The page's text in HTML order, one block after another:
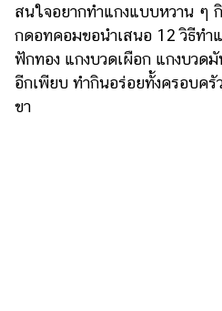
ช้อป
ปิ้ง
รถยนต์
สนใจอยากทำแกงแบบหวาน ๆ
กดอทคอมขอนำเสนอ 12 วิธีทำ
ฟักทอง แกงบวดเผือก แกงบวด
อีกเพียบ ทำกินอร่อยทั้งครอบค
ขา